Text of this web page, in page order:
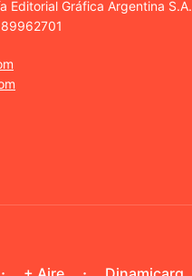
Editorial Gráfica Argentina S.A.
89962701